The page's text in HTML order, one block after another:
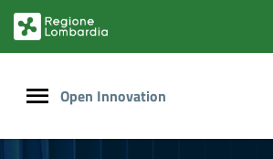
PRINCIPALE
Open Innovation